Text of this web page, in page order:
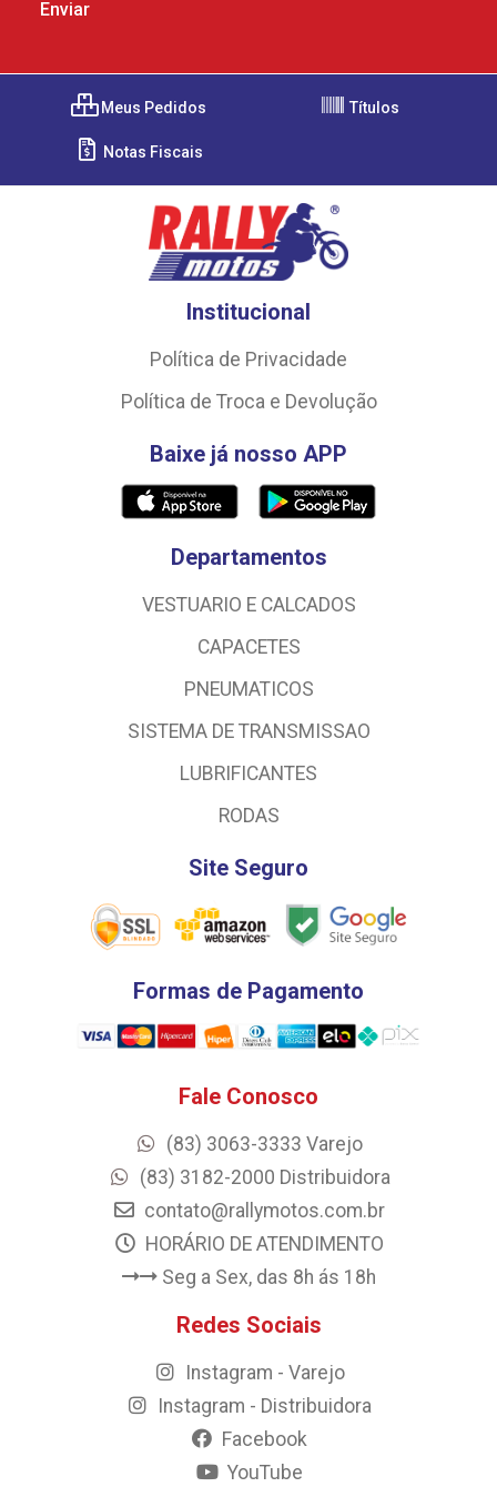
Meus Pedidos Títulos
Notas Fiscais
Institucional
Política de Privacidade
Política de Troca e Devolução
Baixe já nosso APP
Departamentos
VESTUARIO E CALCADOS
CAPACETES
PNEUMATICOS
SISTEMA DE TRANSMISSAO
LUBRIFICANTES
RODAS
Site Seguro
Formas de Pagamento
Fale Conosco
(83) 3063-3333 Varejo
(83) 3182-2000 Distribuidora
contato@rallymotos.com.br
HORÁRIO DE ATENDIMENTO
Seg a Sex, das 8h ás 18h
Redes Sociais
Instagram - Varejo
Instagram - Distribuidora
Facebook
YouTube